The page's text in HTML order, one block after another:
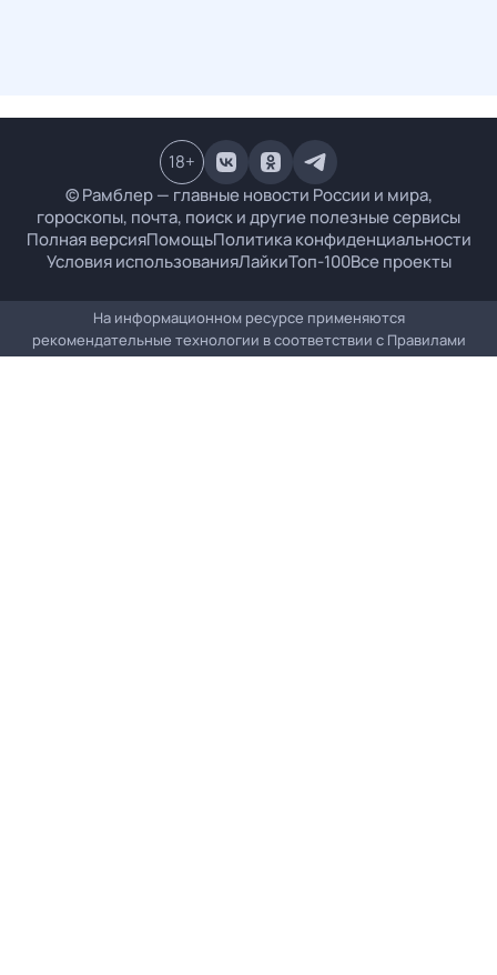
© Рамблер — главные новости России и мира,
гороскопы, почта, поиск и другие полезные сервисы
Полная версияПомощьПолитика конфиденциальности
Условия использованияЛайкиТоп-100Все проекты
18+
На информационном ресурсе применяются
рекомендательные технологии в соответствии с Правилами